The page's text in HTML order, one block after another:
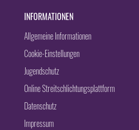
INFORMATIONEN
Allgemeine Informationen
Cookie-Einstellungen
Jugendschutz
Online Streitschlichtungsplattform
Datenschutz
Impressum